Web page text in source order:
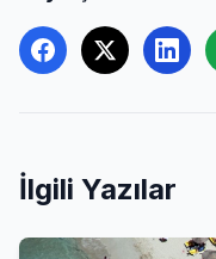
İlgili Yazılar